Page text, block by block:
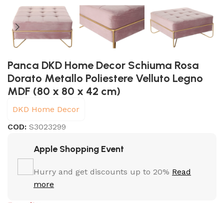
Panca DKD Home Decor Schiuma Rosa
Dorato Metallo Poliestere Velluto Legno
MDF (80 x 80 x 42 cm)
DKD Home Decor
COD:S3023299
Apple Shopping Event
Hurry and get discounts up to 20% Read
more